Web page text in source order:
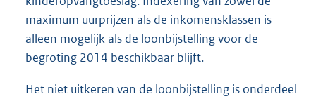
maximum uurprijzen als de inkomensklassen is
alleen mogelijk als de loonbijstelling voor de
begroting 2014 beschikbaar blijft.
Het niet uitkeren van de loonbijstelling is onderdeel